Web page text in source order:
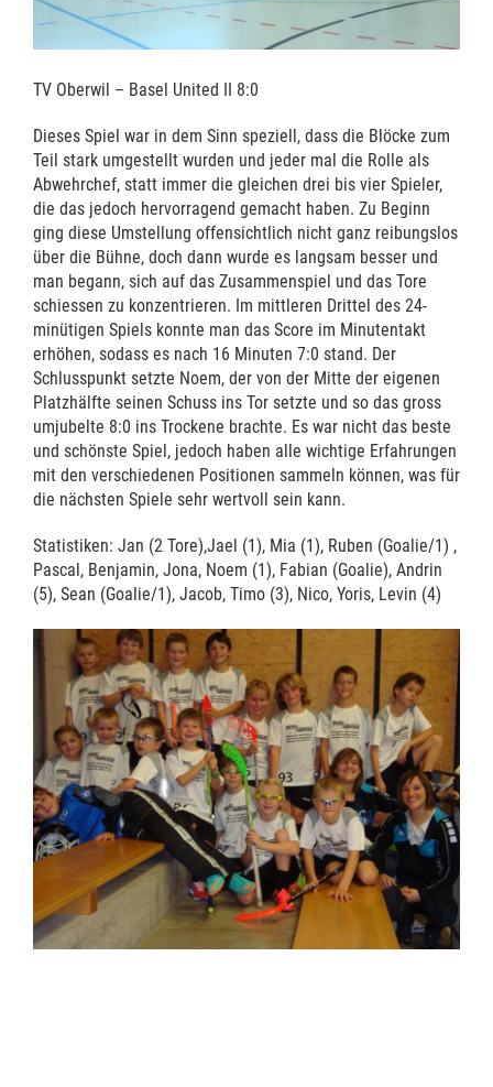
TV Oberwil – Basel United II 8:0
Dieses Spiel war in dem Sinn speziell, dass die Blöcke zum
Teil stark umgestellt wurden und jeder mal die Rolle als
Abwehrchef, statt immer die gleichen drei bis vier Spieler,
die das jedoch hervorragend gemacht haben. Zu Beginn
ging diese Umstellung offensichtlich nicht ganz reibungslos
über die Bühne, doch dann wurde es langsam besser und
man begann, sich auf das Zusammenspiel und das Tore
schiessen zu konzentrieren. Im mittleren Drittel des 24-
minütigen Spiels konnte man das Score im Minutentakt
erhöhen, sodass es nach 16 Minuten 7:0 stand. Der
Schlusspunkt setzte Noem, der von der Mitte der eigenen
Platzhälfte seinen Schuss ins Tor setzte und so das gross
umjubelte 8:0 ins Trockene brachte. Es war nicht das beste
und schönste Spiel, jedoch haben alle wichtige Erfahrungen
mit den verschiedenen Positionen sammeln können, was für
die nächsten Spiele sehr wertvoll sein kann.
Statistiken: Jan (2 Tore),Jael (1), Mia (1), Ruben (Goalie/1) ,
Pascal, Benjamin, Jona, Noem (1), Fabian (Goalie), Andrin
(5), Sean (Goalie/1), Jacob, Timo (3), Nico, Yoris, Levin (4)